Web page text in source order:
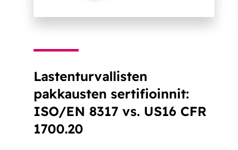
Lastenturvallisten
pakkausten sertifioinnit:
ISO/EN 8317 vs. US16 CFR
1700.20